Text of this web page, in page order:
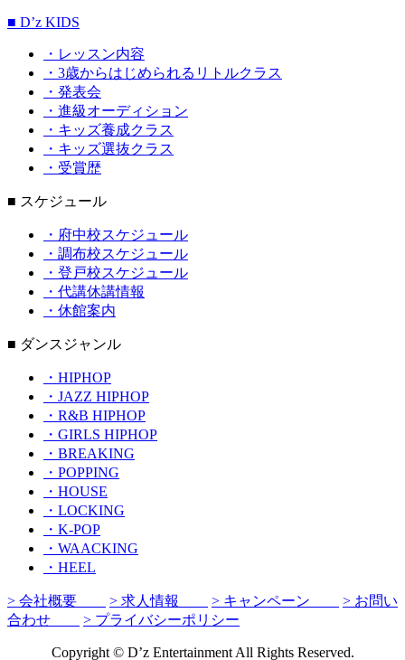
■ D’z KIDS
・レッスン内容
・3歳からはじめられるリトルクラス
・発表会
・進級オーディション
・キッズ養成クラス
・キッズ選抜クラス
・受賞歴
■ スケジュール
・府中校スケジュール
・調布校スケジュール
・登戸校スケジュール
・代講休講情報
・休館案内
■ ダンスジャンル
・HIPHOP
・JAZZ HIPHOP
・R&B HIPHOP
・GIRLS HIPHOP
・BREAKING
・POPPING
・HOUSE
・LOCKING
・K-POP
・WAACKING
・HEEL
> 会社概要 > 求人情報 > キャンペーン
> お問い
合わせ
> プライバシーポリシー
Copyright © D’z Entertainment All Rights Reserved.